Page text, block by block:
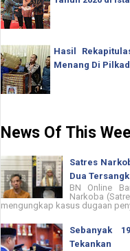
Hasil
Menang Di
News Of This
Satres
Dua
BN Online
Narkoba
mengungkap kasus dugaan
Sebanyak
Tekankan